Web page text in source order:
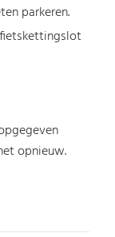
parkeren.
opnieuw.